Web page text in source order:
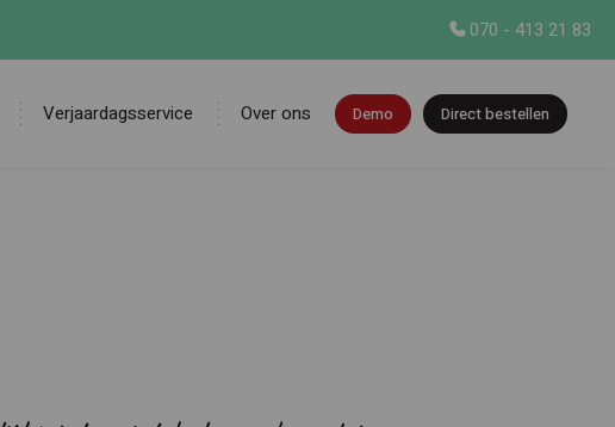
070 - 413 21 83
Verjaardagsservice Over ons Demo Direct bestellen
Zoeken